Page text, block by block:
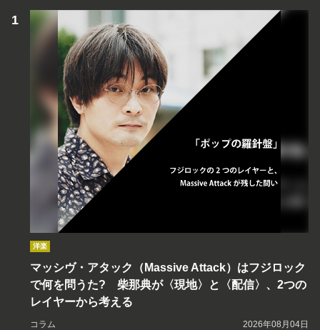
洋楽
マッシヴ・アタック（Massive Attack）はフジロック
で何を問うた? 柴那典が〈現地〉と〈配信〉、2つの
レイヤーから考える
コラム 2026年08月04日